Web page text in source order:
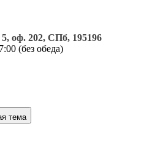
оф. 202, СПб, 195196
(без обеда)
тема